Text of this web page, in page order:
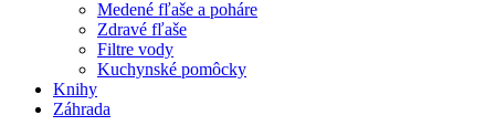
Medené fľaše a poháre
Zdravé fľaše
Filtre vody
Kuchynské pomôcky
Knihy
Záhrada